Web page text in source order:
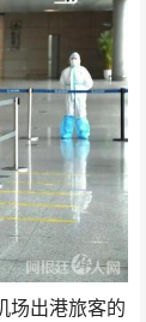
场出港旅客的